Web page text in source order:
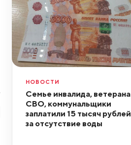
НОВОСТИ
Семье инвалида, ветерана
СВО, коммунальщики
заплатили 15 тысяч рублей
за отсутствие воды